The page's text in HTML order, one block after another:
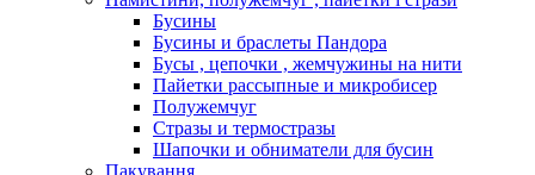
Бусины
Бусины и браслеты Пандора
Бусы , цепочки , жемчужины на нити
Пайетки рассыпные и микробисер
Полужемчуг
Стразы и термостразы
Шапочки и обниматели для бусин
Пакування